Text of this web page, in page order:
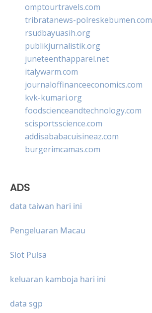
omptourtravels.com
tribratanews-polreskebumen.com
rsudbayuasih.org
publikjurnalistik.org
juneteenthapparel.net
italywarm.com
journaloffinanceeconomics.com
kvk-kumari.org
foodscienceandtechnology.com
scisportsscience.com
addisababacuisineaz.com
burgerimcamas.com
ADS
data taiwan hari ini
Pengeluaran Macau
Slot Pulsa
keluaran kamboja hari ini
data sgp